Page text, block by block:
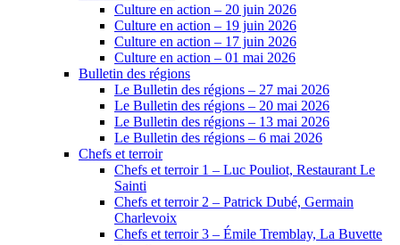
Culture en action – 20 juin 2026
Culture en action – 19 juin 2026
Culture en action – 17 juin 2026
Culture en action – 01 mai 2026
Bulletin des régions
Le Bulletin des régions – 27 mai 2026
Le Bulletin des régions – 20 mai 2026
Le Bulletin des régions – 13 mai 2026
Le Bulletin des régions – 6 mai 2026
Chefs et terroir
Chefs et terroir 1 – Luc Pouliot, Restaurant Le
Sainti
Chefs et terroir 2 – Patrick Dubé, Germain
Charlevoix
Chefs et terroir 3 – Émile Tremblay, La Buvette